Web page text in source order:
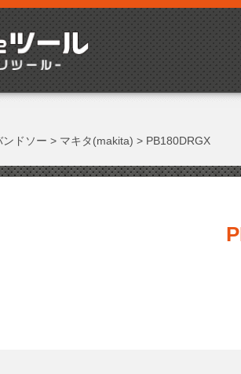
ンドソー > マキタ(makita) > PB180DRGX